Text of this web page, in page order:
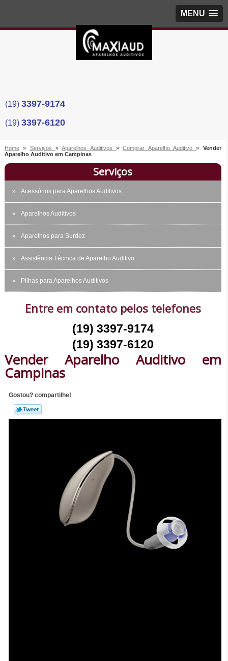
MENU
(19) 3397-9174
(19) 3397-6120
Home » Serviços »Aparelhos Auditivos »Comprar Aparelho Auditivo» Vender
Aparelho Auditivo em Campinas
Serviços
Acessórios para Aparelhos Auditivos
Aparelhos Auditivos
Aparelhos para Surdez
Assistência Técnica de Aparelho Auditivo
Pilhas para Aparelhos Auditivos
Entre em contato pelos telefones
(19) 3397-9174
(19) 3397-6120
Vender Aparelho Auditivo em
Campinas
Gostou? compartilhe!